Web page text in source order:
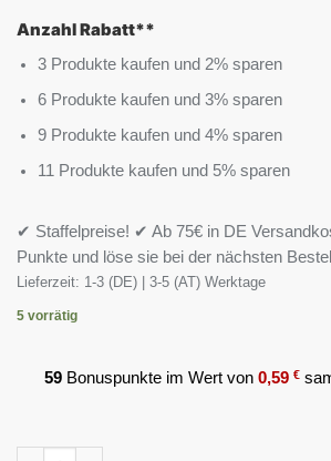
Anzahl Rabatt**
3 Produkte kaufen und 2% sparen
6 Produkte kaufen und 3% sparen
9 Produkte kaufen und 4% sparen
11 Produkte kaufen und 5% sparen
✔ Staffelpreise! ✔ Ab 75€ in DE
Punkte und löse sie bei der nächsten
Lieferzeit: 1-3 (DE) | 3-5 (AT) Werktage
5 vorrätig
59 Bonuspunkte im Wert von 0,59 €
Scitec CO-Q10 - 50mg 100 Kapseln Menge